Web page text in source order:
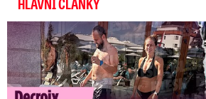
Exministryně s Havránkem dováděli v